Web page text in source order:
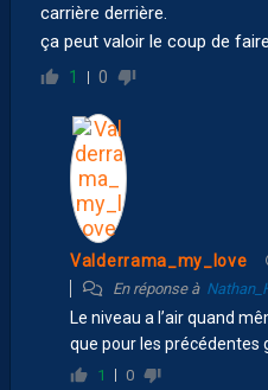
carrière derrière.
ça peut valoir le coup de
1 0
Valderrama_my_love
En réponse à
Le niveau a l’air quand
que pour les précédentes
1 0